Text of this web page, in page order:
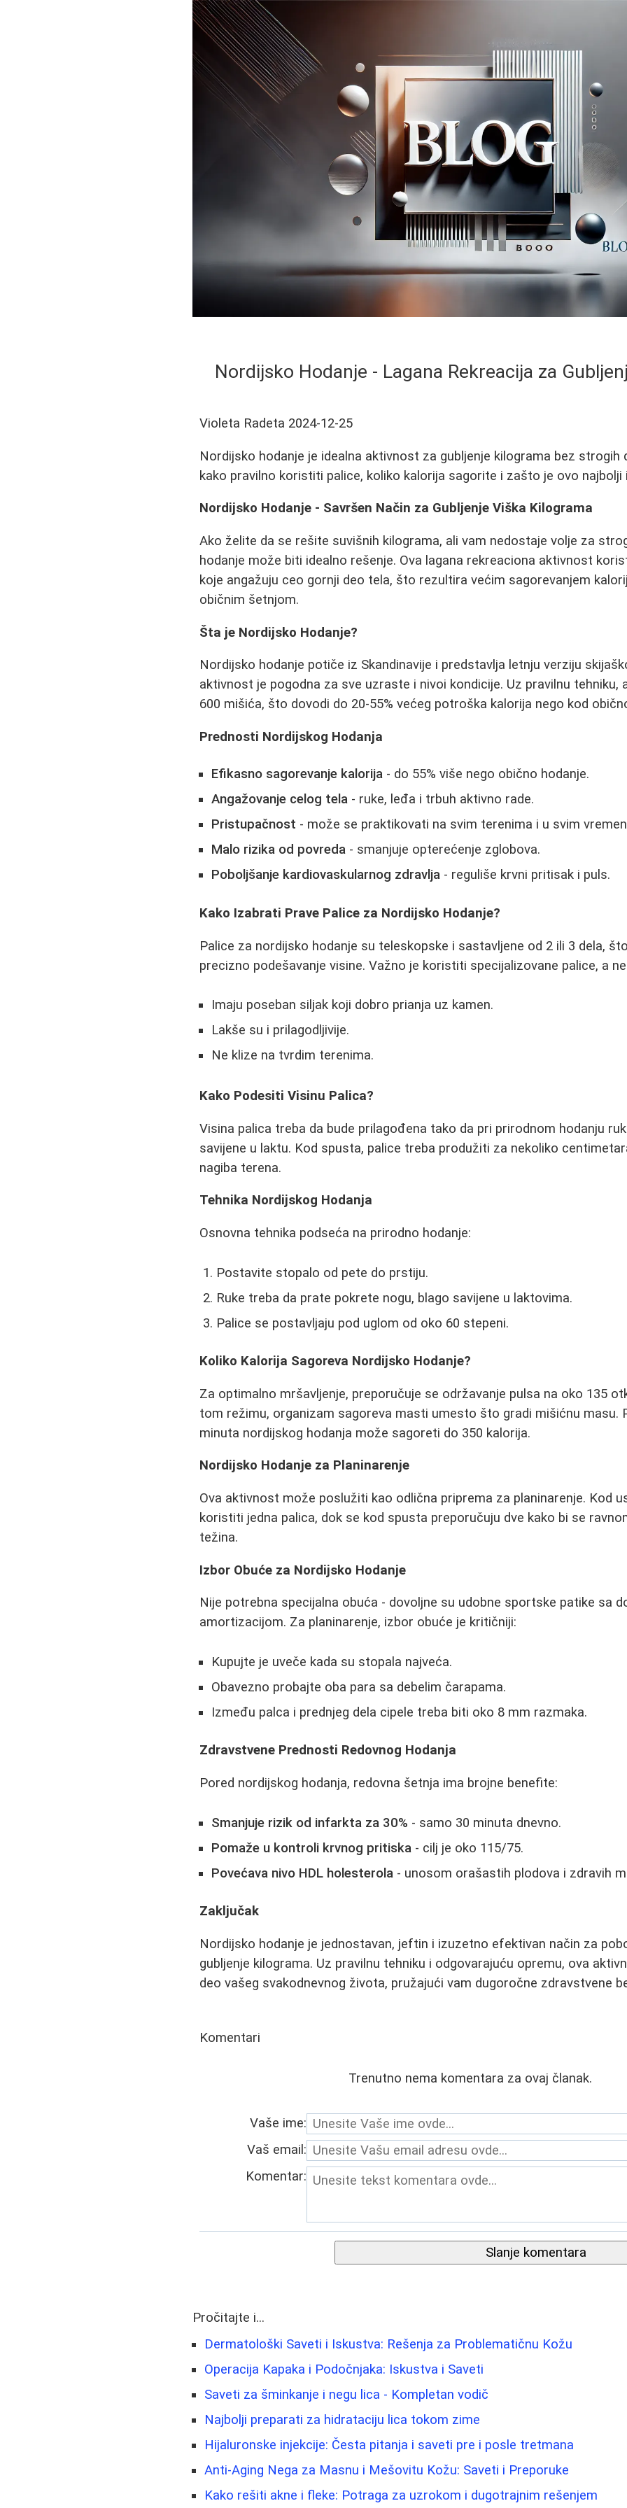
Nordijsko Hodanje - Lagana Rekreacija za
Violeta Radeta 2024-12-25
Nordijsko hodanje je idealna aktivnost za gubljenje kilograma bez strogih
kako pravilno koristiti palice, koliko kalorija sagorite i zašto je ovo najbolji
Nordijsko Hodanje - Savršen Način za Gubljenje Viška Kilograma
Ako želite da se rešite suvišnih kilograma, ali vam nedostaje volje za
hodanje može biti idealno rešenje. Ova lagana rekreaciona aktivnost
koje angažuju ceo gornji deo tela, što rezultira većim sagorevanjem
običnim šetnjom.
Šta je Nordijsko Hodanje?
Nordijsko hodanje potiče iz Skandinavije i predstavlja letnju verziju
aktivnost je pogodna za sve uzraste i nivoi kondicije. Uz pravilnu tehniku,
600 mišića, što dovodi do 20-55% većeg potroška kalorija nego kod
Prednosti Nordijskog Hodanja
Efikasno sagorevanje kalorija - do 55% više nego obično hodanje.
Angažovanje celog tela - ruke, leđa i trbuh aktivno rade.
Pristupačnost - može se praktikovati na svim terenima i u svim
Malo rizika od povreda - smanjuje opterećenje zglobova.
Poboljšanje kardiovaskularnog zdravlja - reguliše krvni pritisak i puls.
Kako Izabrati Prave Palice za Nordijsko Hodanje?
Palice za nordijsko hodanje su teleskopske i sastavljene od 2 ili 3 dela,
precizno podešavanje visine. Važno je koristiti specijalizovane palice, a
Imaju poseban siljak koji dobro prianja uz kamen.
Lakše su i prilagodljivije.
Ne klize na tvrdim terenima.
Kako Podesiti Visinu Palica?
Visina palica treba da bude prilagođena tako da pri prirodnom hodanju
savijene u laktu. Kod spusta, palice treba produžiti za nekoliko
nagiba terena.
Tehnika Nordijskog Hodanja
Osnovna tehnika podseća na prirodno hodanje:
Postavite stopalo od pete do prstiju.
Ruke treba da prate pokrete nogu, blago savijene u laktovima.
Palice se postavljaju pod uglom od oko 60 stepeni.
Koliko Kalorija Sagoreva Nordijsko Hodanje?
Za optimalno mršavljenje, preporučuje se održavanje pulsa na oko 135
tom režimu, organizam sagoreva masti umesto što gradi mišićnu masu.
minuta nordijskog hodanja može sagoreti do 350 kalorija.
Nordijsko Hodanje za Planinarenje
Ova aktivnost može poslužiti kao odlična priprema za planinarenje. Kod
koristiti jedna palica, dok se kod spusta preporučuju dve kako bi se
težina.
Izbor Obuće za Nordijsko Hodanje
Nije potrebna specijalna obuća - dovoljne su udobne sportske patike sa
amortizacijom. Za planinarenje, izbor obuće je kritičniji:
Kupujte je uveče kada su stopala najveća.
Obavezno probajte oba para sa debelim čarapama.
Između palca i prednjeg dela cipele treba biti oko 8 mm razmaka.
Zdravstvene Prednosti Redovnog Hodanja
Pored nordijskog hodanja, redovna šetnja ima brojne benefite:
Smanjuje rizik od infarkta za 30% - samo 30 minuta dnevno.
Pomaže u kontroli krvnog pritiska - cilj je oko 115/75.
Povećava nivo HDL holesterola - unosom orašastih plodova i zdravih
Zaključak
Nordijsko hodanje je jednostavan, jeftin i izuzetno efektivan način za
gubljenje kilograma. Uz pravilnu tehniku i odgovarajuću opremu, ova
deo vašeg svakodnevnog života, pružajući vam dugoročne zdravstvene
Komentari
Trenutno nema komentara za ovaj članak.
Vaše ime:
Vaš email:
Komentar:
Slanje komentara
Pročitajte i...
Dermatološki Saveti i Iskustva: Rešenja za Problematičnu Kožu
Operacija Kapaka i Podočnjaka: Iskustva i Saveti
Saveti za šminkanje i negu lica - Kompletan vodič
Najbolji preparati za hidrataciju lica tokom zime
Hijaluronske injekcije: Česta pitanja i saveti pre i posle tretmana
Anti-Aging Nega za Masnu i Mešovitu Kožu: Saveti i Preporuke
Kako rešiti akne i fleke: Potraga za uzrokom i dugotrajnim rešenjem